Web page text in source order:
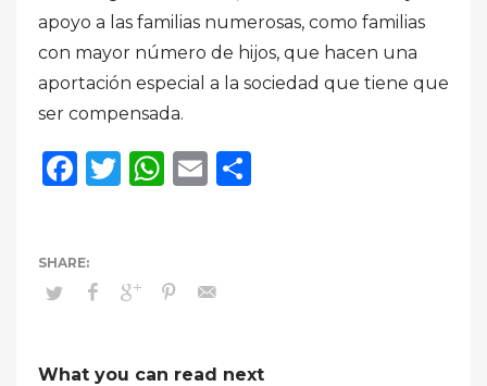
apoyo a las familias numerosas, como familias
con mayor número de hijos, que hacen una
aportación especial a la sociedad que tiene que
ser compensada.
Facebook
Twitter
WhatsApp
Email
What you can read next